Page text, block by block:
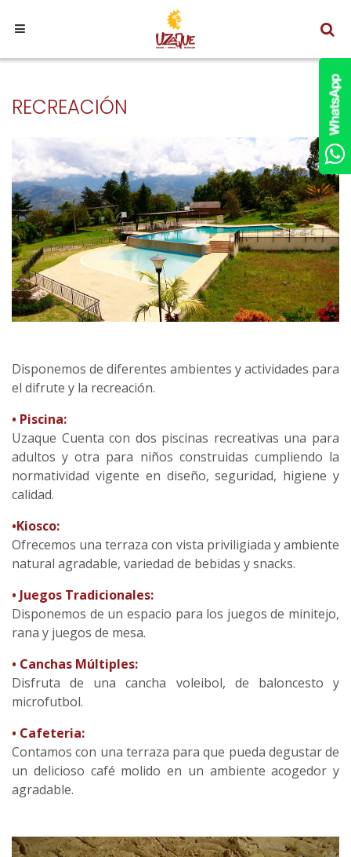
RECREACIÓN
Disponemos de diferentes ambientes y actividades para
el difrute y la recreación.
• Piscina:
Uzaque Cuenta con dos piscinas recreativas una para
adultos y otra para niños construidas cumpliendo la
normatividad vigente en diseño, seguridad, higiene y
calidad.
•Kiosco:
Ofrecemos una terraza con vista priviligiada y ambiente
natural agradable, variedad de bebidas y snacks.
• Juegos Tradicionales:
Disponemos de un espacio para los juegos de minitejo,
rana y juegos de mesa.
• Canchas Múltiples:
Disfruta de una cancha voleibol, de baloncesto y
microfutbol.
• Cafeteria:
Contamos con una terraza para que pueda degustar de
un delicioso café molido en un ambiente acogedor y
agradable.